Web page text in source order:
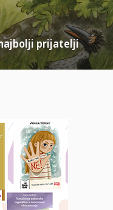
prijatelji